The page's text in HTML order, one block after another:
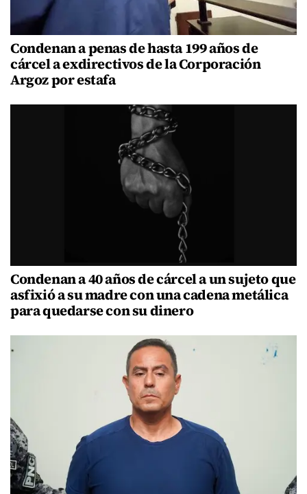
Condenan a penas de hasta 199 años de
cárcel a exdirectivos de la Corporación
Argoz por estafa
Condenan a 40 años de cárcel a un sujeto que
asfixió a su madre con una cadena metálica
para quedarse con su dinero